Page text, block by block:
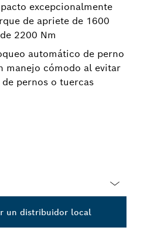
excepcionalmente
de apriete de 1600
2200 Nm
automático de perno
manejo cómodo al evitar
pernos o tuercas
un distribuidor local